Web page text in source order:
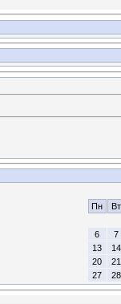
Пн Вт
6
7
13
14
20
21
27
28